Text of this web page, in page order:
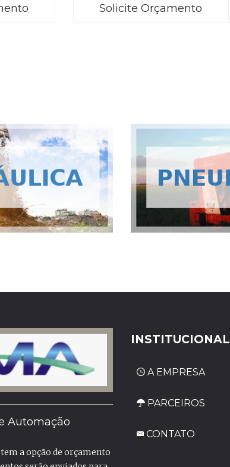
Solicite Orçamento
Automação
a opção de orçamento
INSTITUCIONAL
A EMPRESA
PARCEIROS
CONTATO